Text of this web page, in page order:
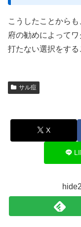
こうしたことから
府の勧めによってワ
打たない選択をする
サル痘
X